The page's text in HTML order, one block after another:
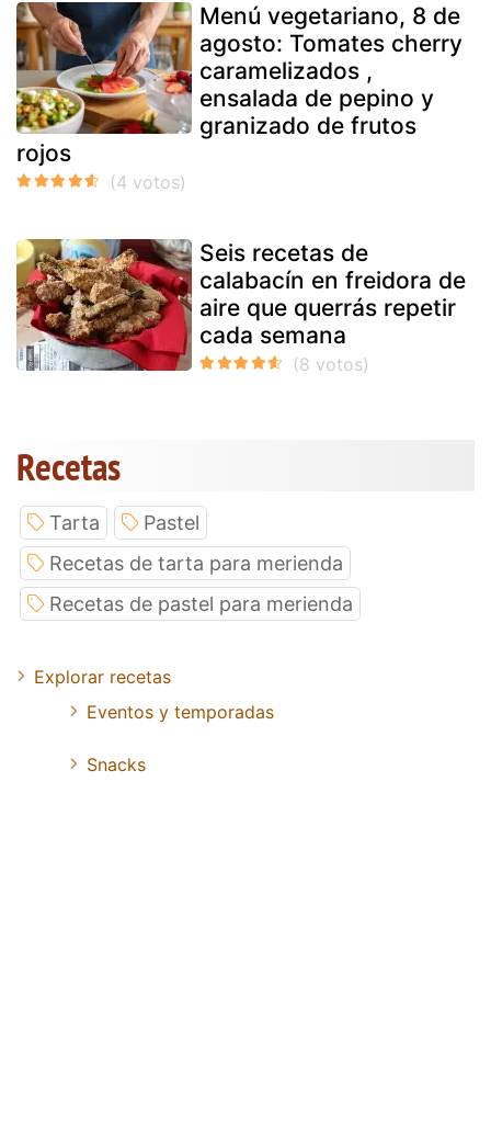
Menú vegetariano, 8 de
agosto: Tomates cherry
caramelizados ,
ensalada de pepino y
granizado de frutos
rojos
Seis recetas de
calabacín en freidora de
aire que querrás repetir
cada semana
Recetas
Tarta
Pastel
Recetas de tarta para merienda
Recetas de pastel para merienda
Explorar recetas
Eventos y temporadas
Snacks